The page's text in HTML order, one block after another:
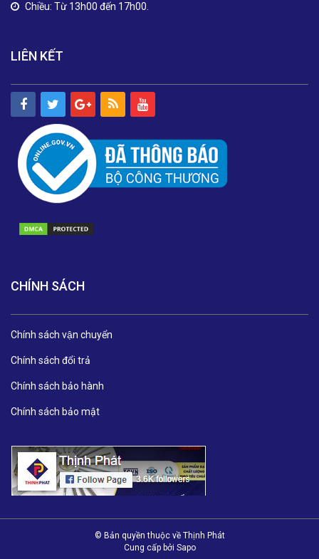
Chiều: Từ 13h00 đến 17h00.
LIÊN KẾT
CHÍNH SÁCH
Chính sách vận chuyển
Chính sách đổi trả
Chính sách bảo hành
Chính sách bảo mật
© Bản quyền thuộc về Thịnh Phát
Cung cấp bởi Sapo